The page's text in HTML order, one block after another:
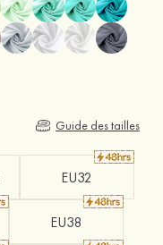
Guide des tailles
EU32
EU38